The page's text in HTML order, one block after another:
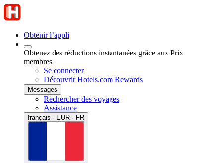
Obtenir l’appli
Obtenez des réductions instantanées grâce aux Prix
membres
Se connecter
Découvrir Hotels.com Rewards
Messages
Rechercher des voyages
Assistance
français · EUR · FR